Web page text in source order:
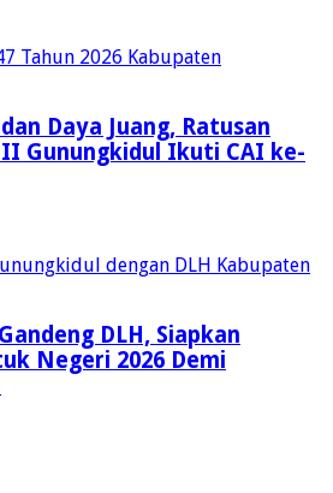
Daya Juang, Ratusan
Gunungkidul Ikuti CAI ke-
DLH, Siapkan
Negeri 2026 Demi